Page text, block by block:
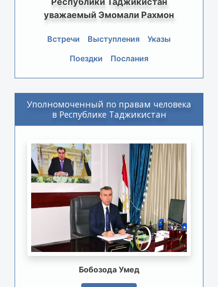
уважаемый Эмомали Рахмон
Встречи Выступления
Указы
Поездки
Послания
Уполномоченный по правам человека
в Республике Таджикистан
Бобозода Умед